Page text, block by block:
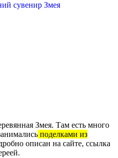
Змея. Там есть много
поделками из
описан на сайте, ссылка